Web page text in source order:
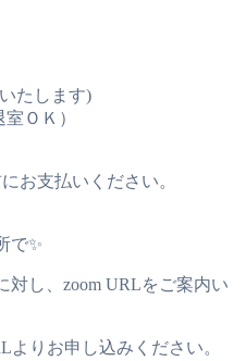
たします)
ＯＫ）
お支払いください。
で✨
対し、zoom URLをご案内い
りお申し込みください。